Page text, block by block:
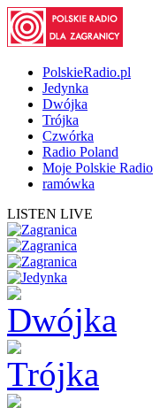
PolskieRadio.pl
Jedynka
Dwójka
Trójka
Czwórka
Radio Poland
Moje Polskie Radio
ramówka
LISTEN LIVE